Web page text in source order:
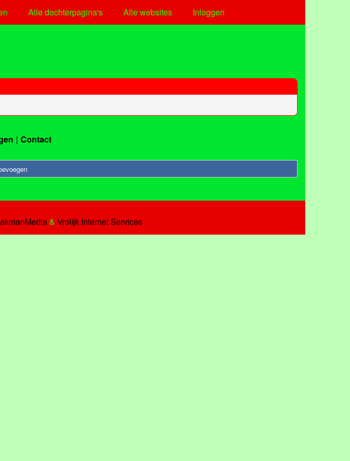
Alle dochterpagina's Alle websites Inloggen
Contact
& Vrolijk Internet Services